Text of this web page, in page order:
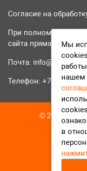
Согласие на
При полном или
сайта прямая
Почта: info@tvr24.tv
Телефон: +7 (496) 551-
© 2016-2023
Мы
нашем
в